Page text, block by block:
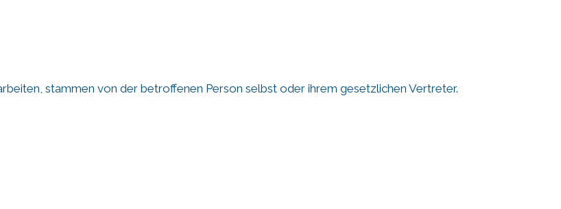
stammen von der betroffenen Person selbst oder ihrem gesetzlichen Vertreter.